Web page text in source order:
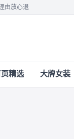
由放心退
精选 大牌女装